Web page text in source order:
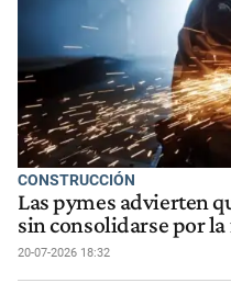
CONSTRUCCIÓN
Las pymes advierten
sin consolidarse por
20-07-2026 18:32